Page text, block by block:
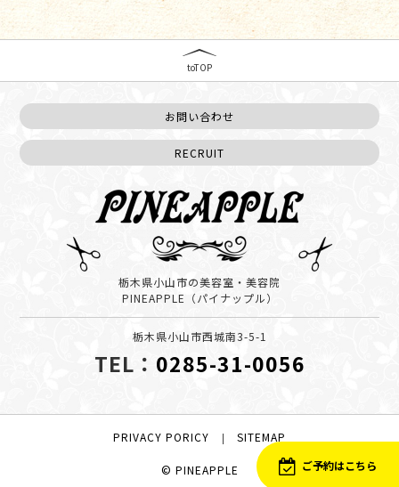
ご予約はこちら
toTOP
お問い合わせ
RECRUIT
栃木県小山市の美容室・美容院
PINEAPPLE（パイナップル）
栃木県小山市西城南3-5-1
TEL： 0285-31-0056
PRIVACY PORICY | SITEMAP
© PINEAPPLE